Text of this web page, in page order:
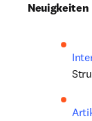
Neuigkeiten